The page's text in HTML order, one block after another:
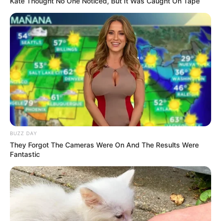
Kakak Dewi Perssik
Tidak dijelaskan secara gamblang kapan bertemu, setelah bercerai,
Wika Salim mengaku sempat pacaran dengan kakak Dewi Perssik
yang berprofesi sebagai polisi.
Keduanya menjalin hubungan selama dua tahun dan putus karena
sesuatu yang tidak bisa Wika Salim toleransi.
Max Adam
Wika Salim mengaku menjalin hubungan dengan Max Adam
sejak Juli 2022. Setelah dikenalkan oleh temannya, keduanya
Diketahui pekerjaan Max Adam adalah pengusaha namun Wika
Salim tak terang-terangan usaha pacarnya tersebut.
Kekayaan
Tidak diketahui berapa total kekayaannya. Sumber kekayaan wika
BUZZ DAY
They Forgot The Cameras Were On And The Results Were
Fantastic